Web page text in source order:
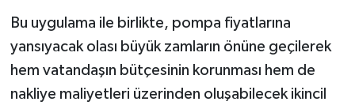
Bu uygulama ile birlikte, pompa fiyatlarına
yansıyacak olası büyük zamların önüne geçilerek
hem vatandaşın bütçesinin korunması hem de
nakliye maliyetleri üzerinden oluşabilecek ikincil